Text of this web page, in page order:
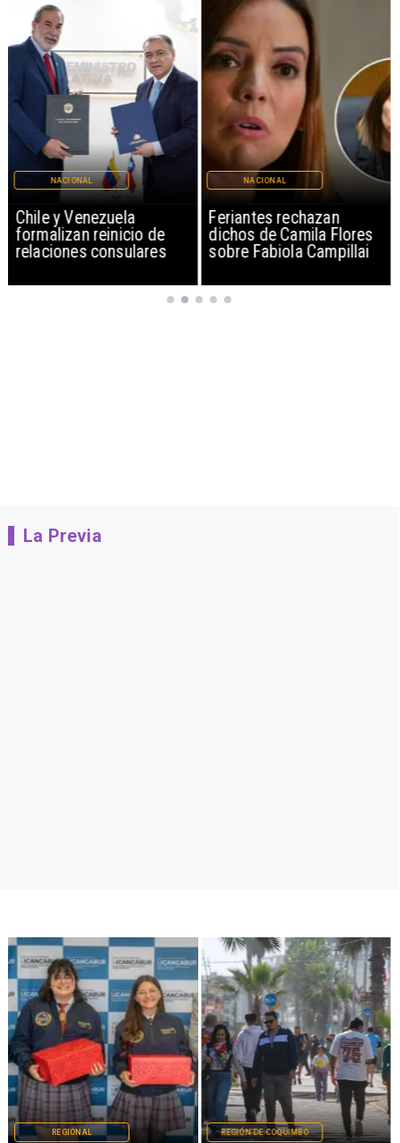
Chile y Venezuela
formalizan reinicio de
relaciones consulares
NACIONAL
Feriantes rechazan
dichos de Camila Flores
sobre Fabiola Campillai
NACIONAL
La Previa
REGIONAL REGIÓN DE COQUIMBO